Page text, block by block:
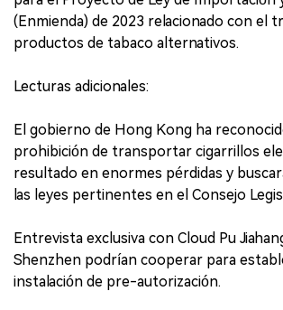
(Enmienda) de 2023 relacionado con el
productos de tabaco alternativos.
Lecturas adicionales:
El gobierno de Hong Kong ha
prohibición de transportar cigarrillos
resultado en enormes pérdidas y
las leyes pertinentes en el Consejo
Entrevista exclusiva con Cloud Pu
Shenzhen podrían cooperar para
instalación de pre-autorización.